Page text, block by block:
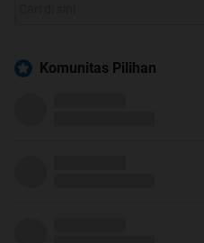
Komunitas Pilihan